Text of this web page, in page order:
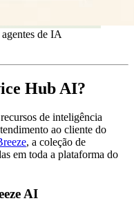
de IA
Hub AI?
de inteligência
ao cliente do
, a coleção de
em toda a plataforma do
AI